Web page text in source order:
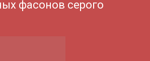
фасонов серого